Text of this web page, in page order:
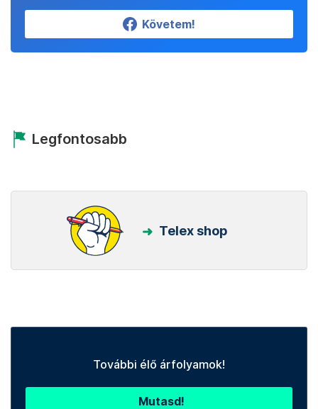
Követem!
Legfontosabb
Telex shop
További élő árfolyamok!
Mutasd!